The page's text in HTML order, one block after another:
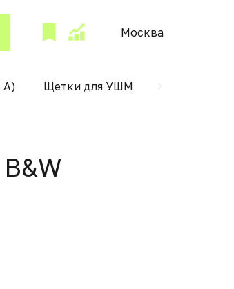
Москва
А) Щетки для УШМ